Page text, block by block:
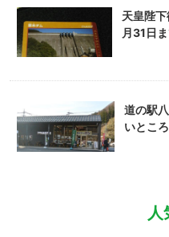
天皇陛
月31日
道の駅
いとこ
人